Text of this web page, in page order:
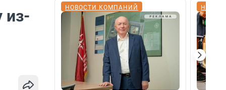
из- НОВОСТИ КОМПАНИЙ